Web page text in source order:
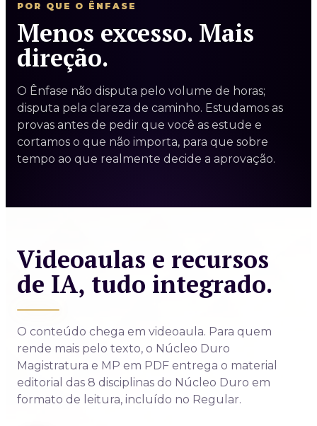
POR QUE O ÊNFASE
Menos excesso. Mais
direção.
O Ênfase não disputa pelo volume de horas;
disputa pela clareza de caminho. Estudamos as
provas antes de pedir que você as estude e
cortamos o que não importa, para que sobre
tempo ao que realmente decide a aprovação.
Videoaulas e recursos
de IA, tudo integrado.
O conteúdo chega em videoaula. Para quem
rende mais pelo texto, o Núcleo Duro
Magistratura e MP em PDF entrega o material
editorial das 8 disciplinas do Núcleo Duro em
formato de leitura, incluído no Regular.